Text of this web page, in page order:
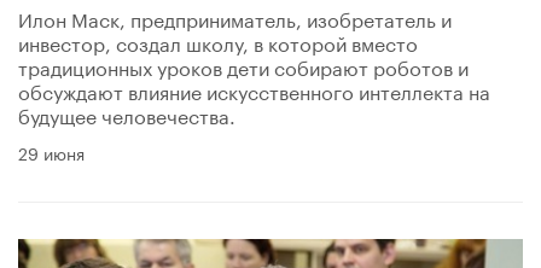
Илон Маск, предприниматель, изобретатель и
инвестор, создал школу, в которой вместо
традиционных уроков дети собирают роботов и
обсуждают влияние искусственного интеллекта на
будущее человечества.
29 июня